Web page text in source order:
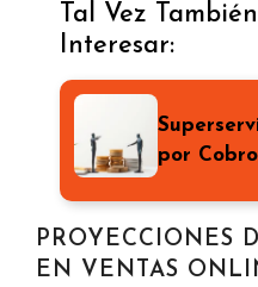
Tal Vez
Interesar:
por
PROYECCIONES
EN VENTAS